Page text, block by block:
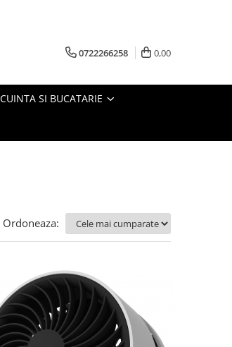
0722266258 0,00
SI BUCATARIE
Ordoneaza: